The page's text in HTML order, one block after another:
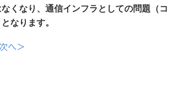
くなり、通信インフラとしての問題（コ
なります。
次へ＞